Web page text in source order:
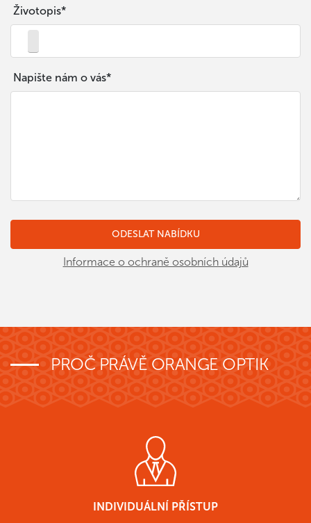
Životopis*
Napište nám o vás*
Informace o ochraně osobních údajů
PROČ PRÁVĚ ORANGE OPTIK
INDIVIDUÁLNÍ PŘÍSTUP